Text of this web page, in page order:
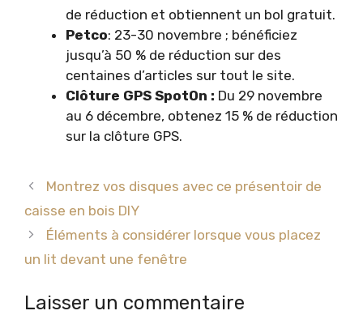
de réduction et obtiennent un bol gratuit.
Petco: 23-30 novembre ; bénéficiez
jusqu’à 50 % de réduction sur des
centaines d’articles sur tout le site.
Clôture GPS SpotOn : Du 29 novembre
au 6 décembre, obtenez 15 % de réduction
sur la clôture GPS.
Montrez vos disques avec ce présentoir de
caisse en bois DIY
Éléments à considérer lorsque vous placez
un lit devant une fenêtre
Laisser un commentaire